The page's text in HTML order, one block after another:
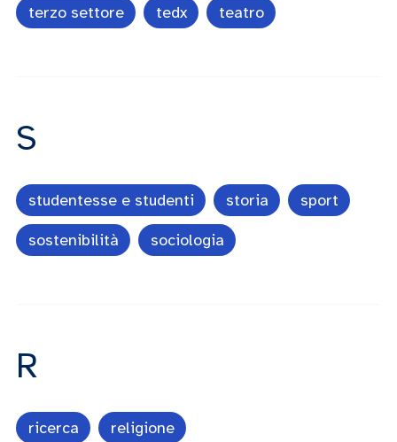
terzo settore tedx teatro
S
studentesse e studenti storia sport
sostenibilità sociologia
R
ricerca religione